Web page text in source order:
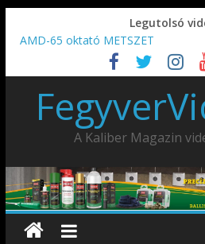
Legutolsó
AMD-65 oktató METSZET
Umarex TPX50 .50 paintball/
IDÉN IS INDUL: Fegyvertervező-
illetve szakspecialista képzés!!!
IWA2026 – Puskák 1. rész
Ardesa Patriot “FAPADOS” .45
A Kaliber Magazin